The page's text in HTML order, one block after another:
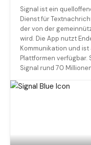
Signal ist ein
Dienst für
der von der
wird. Die App nutzt
Kommunikation und
Plattformen
Signal rund 70